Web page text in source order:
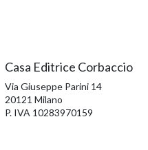
Casa Editrice Corbaccio
Via Giuseppe Parini 14
20121 Milano
P. IVA 10283970159